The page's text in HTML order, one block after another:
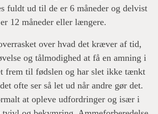
fuldt ud til de er 6 måneder og delvist
12 måneder eller længere.
over hvad det kræver af tid,
og tålmodighed at få en amning i
frem til fødslen og har slet ikke tænkt
ofte ser så let ud når andre gør det.
at opleve udfordringer og især i